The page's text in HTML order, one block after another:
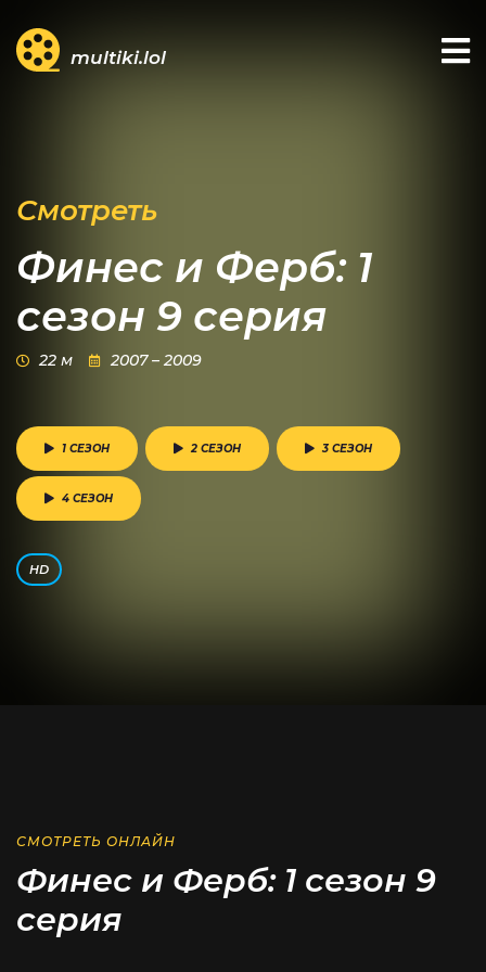
multiki.lol
Смотреть
Финес и Ферб: 1
сезон 9 серия
22 м 2007 – 2009
HD
1 СЕЗОН 2 СЕЗОН 3 СЕЗОН
4 СЕЗОН
СМОТРЕТЬ ОНЛАЙН
Финес и Ферб: 1 сезон 9
серия